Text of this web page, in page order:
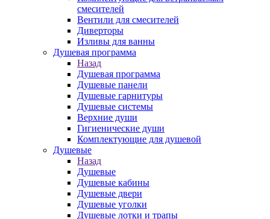
смесителей
Вентили для смесителей
Диверторы
Изливы для ванны
Душевая программа
Назад
Душевая программа
Душевые панели
Душевые гарнитуры
Душевые системы
Верхние души
Гигиенические души
Комплектующие для душевой
Душевые
Назад
Душевые
Душевые кабины
Душевые двери
Душевые уголки
Душевые лотки и трапы